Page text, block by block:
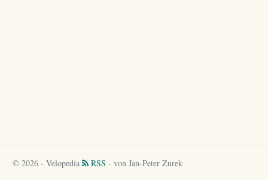
© 2026 - Velopedia RSS - von Jan-Peter Zurek